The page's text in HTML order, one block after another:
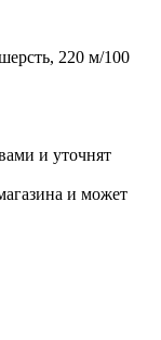
220 м/100
и уточнят
и может